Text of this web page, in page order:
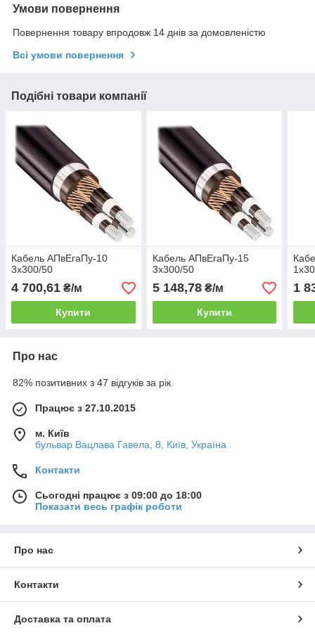
Умови повернення
Повернення товару впродовж 14 днів за домовленістю
Всі умови повернення
Подібні товари компанії
Кабель АПвЕгаПу‑10
3х300/50
4 700,61 ₴/м
Купити
Кабель АПвЕгаПу‑15
3х300/50
5 148,78₴/м
Купити
1
Про нас
82% позитивних з 47 відгуків за рік
Працює з 27.10.2015
м. Київ
бульвар Вацлава Гавела, 8, Київ, Україна
Контакти
Сьогодні працює з 09:00 до 18:00
Показати весь графік роботи
Про нас
Контакти
Доставка та оплата